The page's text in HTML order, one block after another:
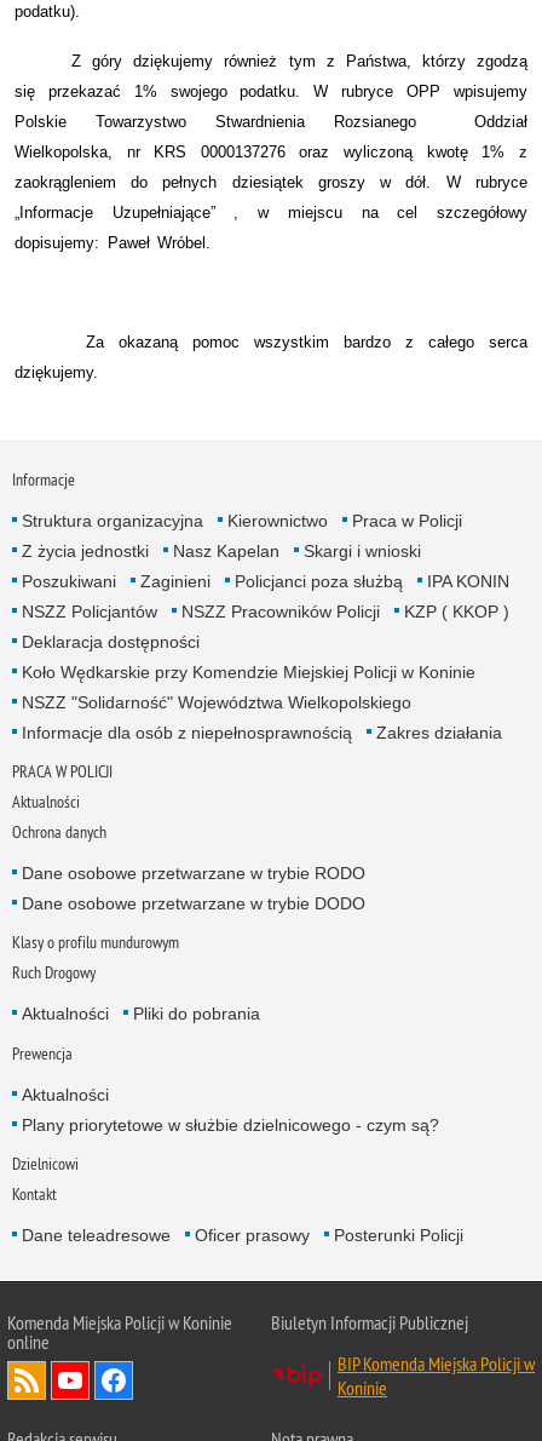
podatku).
Z góry dziękujemy również tym z Państwa, którzy zgodzą
się przekazać 1% swojego podatku. W rubryce OPP wpisujemy
Polskie Towarzystwo Stwardnienia Rozsianego
Oddział
Wielkopolska, nr KRS 0000137276 oraz wyliczoną kwotę 1% z
zaokrągleniem do pełnych dziesiątek groszy w dół. W rubryce
„Informacje Uzupełniające” , w miejscu na cel szczegółowy
dopisujemy: Paweł Wróbel.
Za okazaną pomoc wszystkim bardzo z całego serca
dziękujemy.
Informacje
Struktura organizacyjna Kierownictwo
Praca w Policji
Z życia jednostki
Nasz Kapelan
Skargi i wnioski
Poszukiwani
Zaginieni Policjanci poza służbą
IPA KONIN
NSZZ Policjantów
NSZZ Pracowników Policji
KZP ( KKOP )
Deklaracja dostępności
Koło Wędkarskie przy Komendzie Miejskiej Policji w Koninie
NSZZ "Solidarność" Województwa Wielkopolskiego
Informacje dla osób z niepełnosprawnością
Zakres działania
PRACA W POLICJI
Aktualności
Ochrona danych
Dane osobowe przetwarzane w trybie RODO
Dane osobowe przetwarzane w trybie DODO
Klasy o profilu mundurowym
Ruch Drogowy
Aktualności Pliki do pobrania
Prewencja
Aktualności
Plany priorytetowe w służbie dzielnicowego - czym są?
Dzielnicowi
Kontakt
Dane teleadresowe Oficer prasowy Posterunki Policji
Komenda Miejska Policji w Koninie
online
Biuletyn Informacji Publicznej
BIP Komenda Miejska Policji w
Koninie